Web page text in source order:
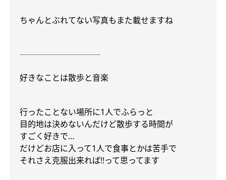
ちゃんとぶれてない写真もまた載せますね
┈┈┈┈┈┈┈┈┈┈
好きなことは散歩と音楽
行ったことない場所に1人でふらっと
目的地は決めないんだけど散歩する時間が
すごく好きで…
だけどお店に入って1人で食事とかは苦手で
それさえ克服出来れば!!って思ってます